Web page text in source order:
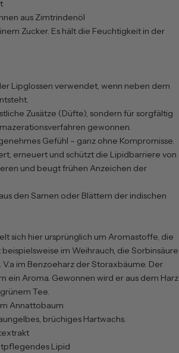
aus Zimtrindenöl
Zucker. Es hält die Feuchtigkeit in der
Lipglossen verwendet, wenn neben dem
Zusätze (Düfte), sondern für sorgfältig
gewonnen.
Gefühl – ganz ohne Kompromisse.
erneuert und schützt die Lipidbarriere von
und beugt frühen Anzeichen der
den Samen oder Blättern der indischen
sich hier ursprünglich um Aromastoffe, die
im Weihrauch, die Sorbinsäure
im Benzoeharz der Storaxbäume. Der
ein Aroma. Gewonnen wird er aus dem Harz
Tee.
Annattobaum
brüchiges Hartwachs.
Lipid